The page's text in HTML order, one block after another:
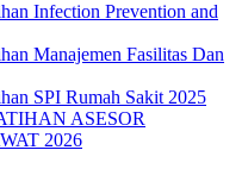
Infection Prevention and
Manajemen Fasilitas Dan
SPI Rumah Sakit 2025
ASESOR
2026